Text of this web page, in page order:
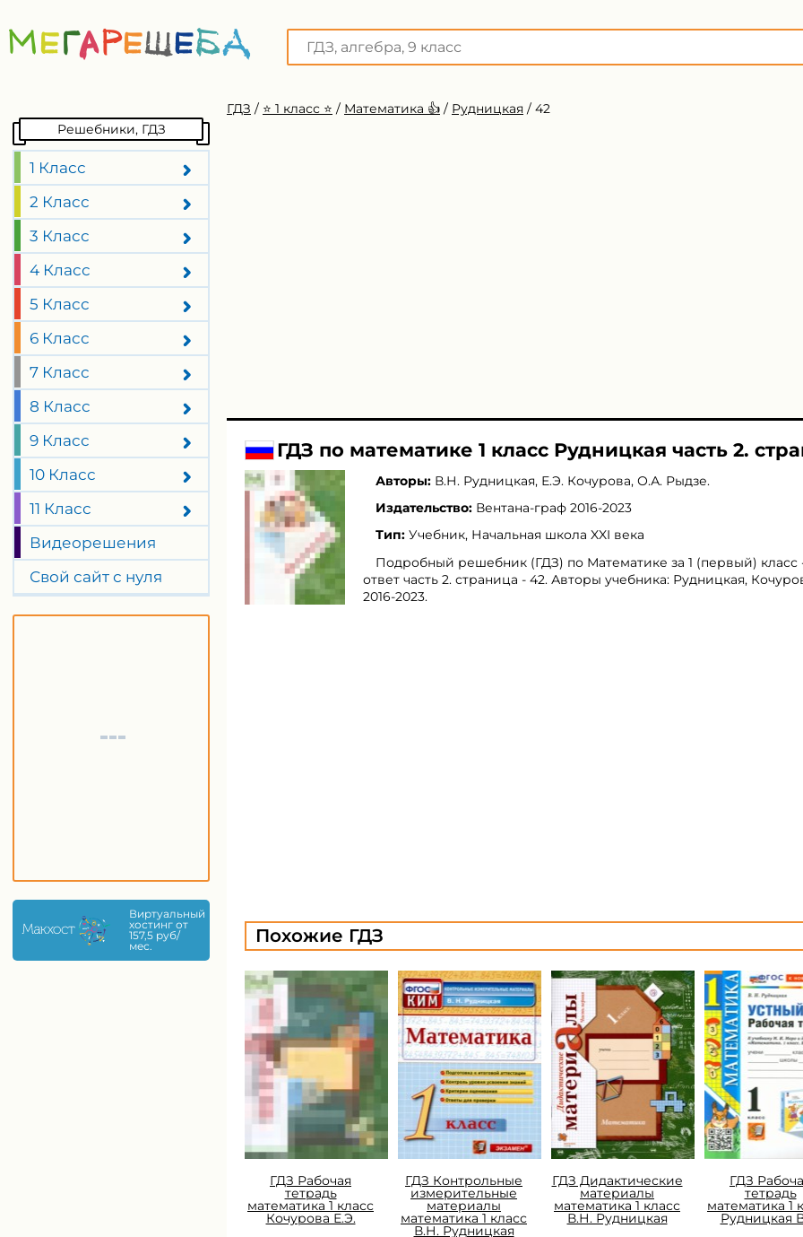
Решебники, ГДЗ
1 Класс
2 Класс
3 Класс
4 Класс
5 Класс
6 Класс
7 Класс
8 Класс
9 Класс
10 Класс
11 Класс
Видеорешения
Свой сайт с нуля
Виртуальный
хостинг от
157,5 руб/
мес.
ГДЗ / ⭐️ 1 класс ⭐️ / Математика 👍 / Рудницкая / 42
ГДЗ по математике 1 класс Рудницкая часть 2.
Авторы: В.Н. Рудницкая, Е.Э. Кочурова, О.А. Рыдзе.
Издательство: Вентана-граф 2016-2023
Тип: Учебник, Начальная школа XXI века
Подробный решебник (ГДЗ) по Математике за 1 (первый) класс
ответ часть 2. страница - 42. Авторы учебника: Рудницкая,
2016-2023.
Похожие ГДЗ
ГДЗ Рабочая
тетрадь
математика 1 класс
Кочурова Е.Э.
ГДЗ Контрольные
измерительные
материалы
математика 1 класс
В.Н. Рудницкая
ГДЗ Дидактические
материалы
математика 1 класс
В.Н. Рудницкая
ГДЗ
тетрадь
математика 1
Рудницкая